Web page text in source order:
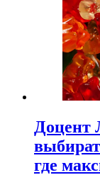
Доцент
где